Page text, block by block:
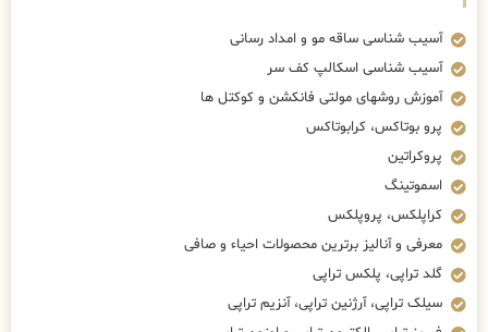
آسیب شناسی ساقه مو و امداد رسانی
آسیب شناسی اسکالپ کف سر
آموزش روشهای مولتی فانکشن و کوکتل ها
پرو بوتاکس، کرابوتاکس
پروکراتین
اسموتینگ
کراپلکس، پروپلکس
معرفی و آنالیز برترین محصولات احیاء و صافی
گلد تراپی، پلکس تراپی
سیلک تراپی، آرژنین تراپی، آنزیم تراپی